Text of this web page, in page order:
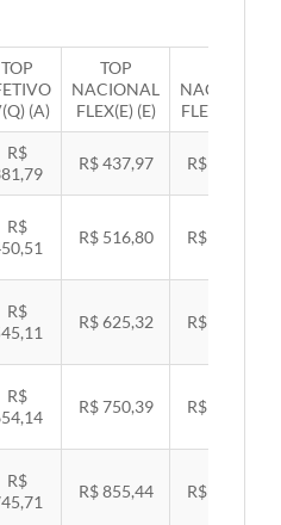
TOP
(A)
TOP
NACIONAL
FLEX(E) (E)
NACIONAL
FLEX(Q) (A)
R$
R$ 437,97 R$ 451,33
R$
R$ 516,80 R$ 532,57
R$
R$ 625,32 R$ 644,40
R$
R$ 750,39 R$ 773,29
R$
R$ 855,44 R$ 881,54